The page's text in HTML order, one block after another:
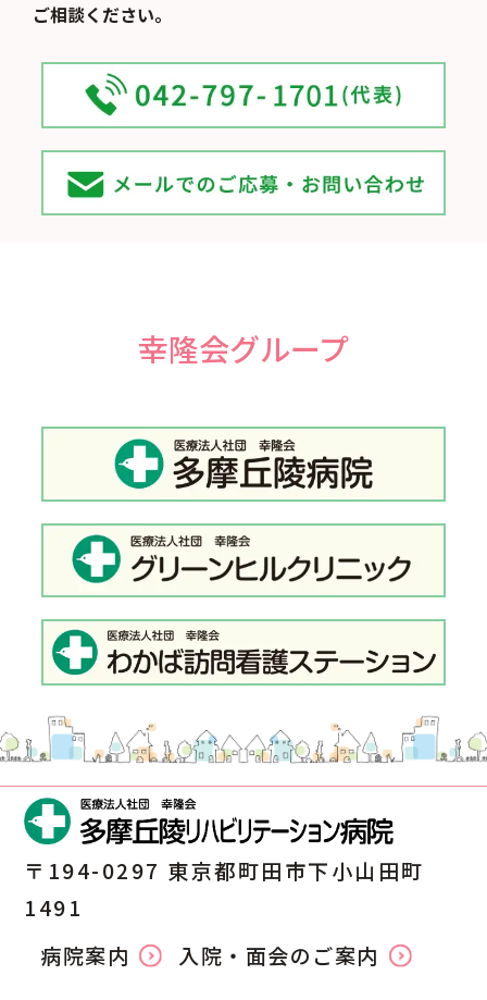
ご相談ください。
幸隆会グループ
〒194-0297 東京都町田市下小山田町
1491
病院案内
入院・面会のご案内